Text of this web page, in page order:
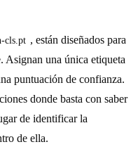
cls.pt , están diseñados para
Asignan una única etiqueta
puntuación de confianza.
donde basta con saber
de identificar la
de ella.